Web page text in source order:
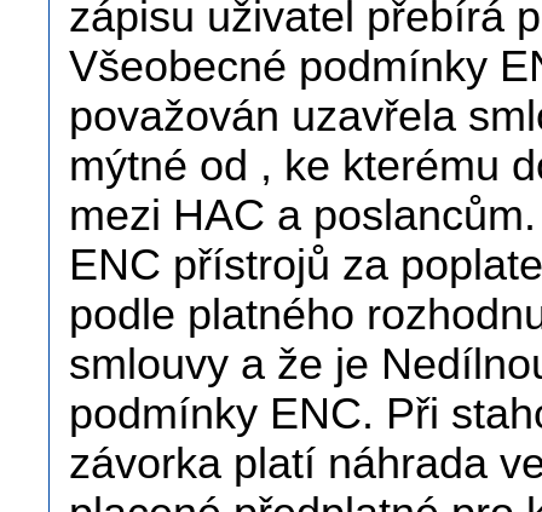
zápisu uživatel přebírá
Všeobecné podmínky
považován uzavřela
mýtné od , ke kterému
mezi HAC a
ENC přístrojů za
podle platného
smlouvy a že je
podmínky ENC. Při
závorka platí náhrada